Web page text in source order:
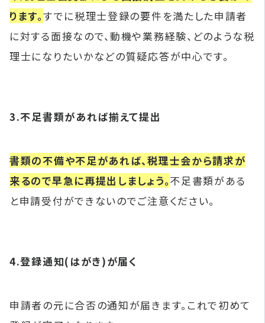
ります。すでに税理士登録の要件を満たした申請者
に対する面接なので、動機や業務経験、どのような税
理士になりたいかなどの質疑応答が中心です。
3.不足書類があれば揃えて提出
書類の不備や不足があれば、税理士会から請求が
来るので早急に再提出しましょう。不足書類がある
と申請受付ができないのでご注意ください。
4.登録通知(はがき)が届く
申請者の元に合否の通知が届きます。これで初めて